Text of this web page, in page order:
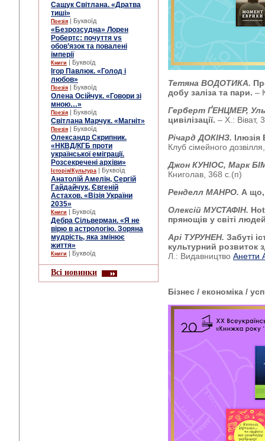
Сащук Світлана. «Дратва
тиші»
Поезія | Буквоїд
«Безрозсудна» Лорен
Робертс: почуття vs
обов’язок та повалені
імперії
Книги | Буквоїд
Ігор Павлюк. «Голод і
любов»
Поезія | Буквоїд
Олена Осійчук. «Говори зі
мною…»
Поезія | Буквоїд
Світлана Марчук. «Магніт»
Поезія | Буквоїд
Олександр Скрипник.
«НКВД/КГБ проти
української еміграції.
Розсекречені архіви»
Історія/Культура | Буквоїд
Анатолій Амелін, Сергій
Гайдайчук, Євгеній
Астахов. «Візія України
2035»
Книги | Буквоїд
Дебра Сільверман. «Я не
вірю в астрологію. Зоряна
мудрість, яка змінює
життя»
Книги | Буквоїд
Всі новинки
Тетяна ВОДОТИКА.
добу заліза та пари. –
Герберт ҐЕНЦМЕР,
цивілізації. – Х.: Віват,
Річард ДОКІНЗ.
Клуб сімейного
Джон КУНІОС, Марк
Книголав, 368 с.(п)
Ренделл МАНРО. А
Олексій МУСТАФІН.
прянощів у світі
Арі ТУРУНЕН. Забуті
культурний розвиток
Л.: Видавництво Анетти
Бізнес / економіка /